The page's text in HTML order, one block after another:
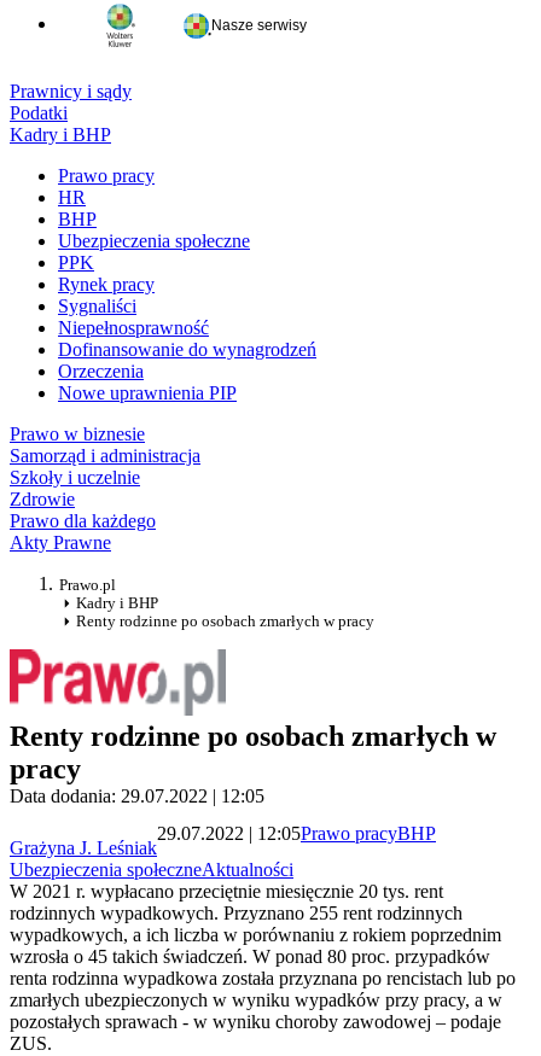
Nasze serwisy
Prawnicy i sądy
Podatki
Kadry i BHP
Prawo pracy
HR
BHP
Ubezpieczenia społeczne
PPK
Rynek pracy
Sygnaliści
Niepełnosprawność
Dofinansowanie do wynagrodzeń
Orzeczenia
Nowe uprawnienia PIP
Prawo w biznesie
Samorząd i administracja
Szkoły i uczelnie
Zdrowie
Prawo dla każdego
Akty Prawne
Prawo.pl
Kadry i BHP
Renty rodzinne po osobach zmarłych w pracy
Renty rodzinne po osobach zmarłych w
pracy
Data dodania: 29.07.2022 | 12:05
Grażyna J. Leśniak
29.07.2022 | 12:05Prawo pracyBHP
Ubezpieczenia społeczneAktualności
W 2021 r. wypłacano przeciętnie miesięcznie 20 tys. rent
rodzinnych wypadkowych. Przyznano 255 rent rodzinnych
wypadkowych, a ich liczba w porównaniu z rokiem poprzednim
wzrosła o 45 takich świadczeń. W ponad 80 proc. przypadków
renta rodzinna wypadkowa została przyznana po rencistach lub po
zmarłych ubezpieczonych w wyniku wypadków przy pracy, a w
pozostałych sprawach - w wyniku choroby zawodowej – podaje
ZUS.